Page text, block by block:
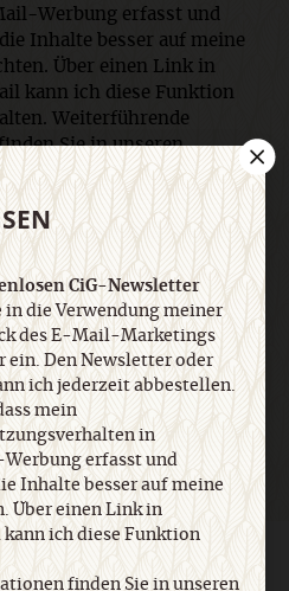
Werbung erfasst und
Inhalte besser auf meine
Über einen Link in
kann ich diese Funktion
Weiterführende
Sie in unseren
.
Jetzt anmelden
CiG-Newsletter
die Verwendung meiner
des E-Mail-Marketings
ein. Den Newsletter oder
ich jederzeit abbestellen.
mein
in
erfasst und
Inhalte besser auf meine
Über einen Link in
ich diese Funktion
finden Sie in unseren